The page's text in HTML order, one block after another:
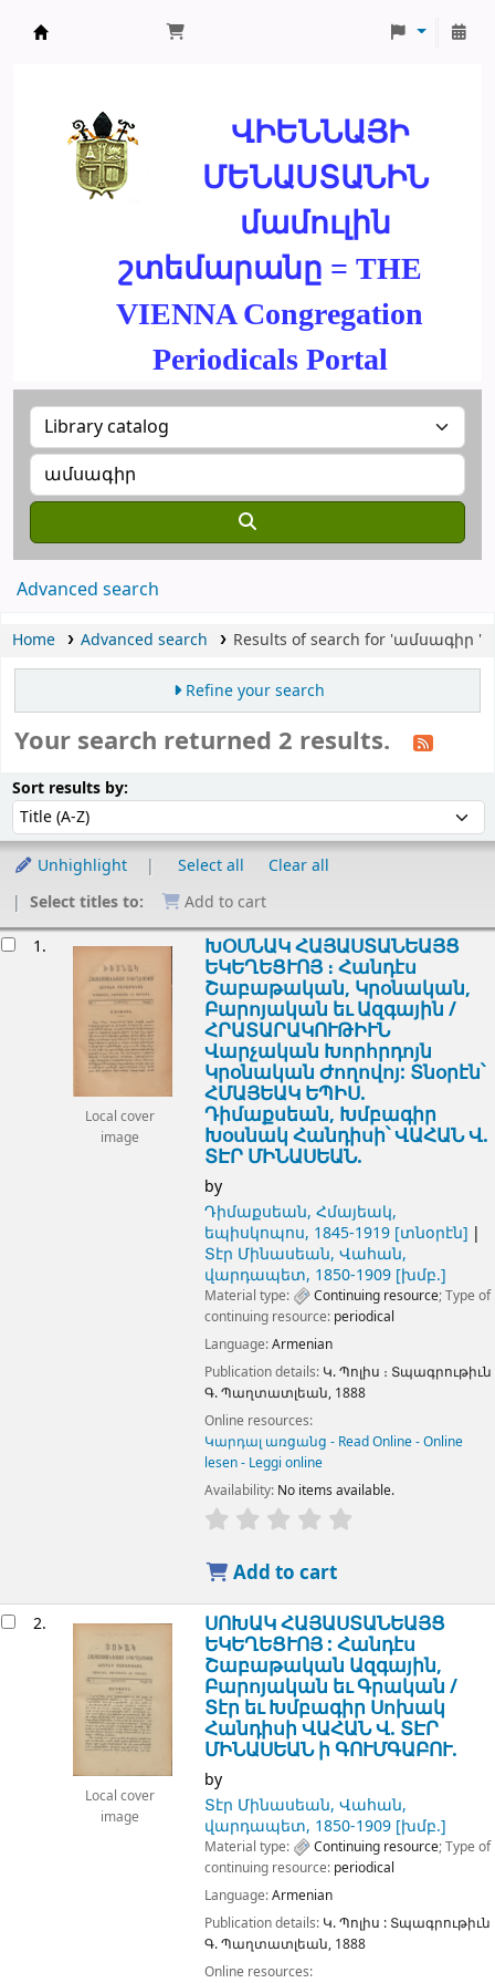
ՎԻԵՆՆԱՅԻ
ՄԵՆԱՍՏԱՆԻՆ
մամուլին
շտեմարանը = THE
VIENNA Congregation
Periodicals Portal
Advanced search
Home Advanced search Results of search for 'ամսագիր '
Refine your search
Your search returned 2 results.
Sort results by:
Unhighlight Select all
Clear all
Select titles to:
Add to cart
1.
Local cover
image
ԽՕՍՆԱԿ ՀԱՅԱՍՏԱՆԵԱՅՑ
ԵԿԵՂԵՑՒՈՅ ։ Հանդէս
Շաբաթական, Կրօնական,
Բարոյական եւ Ազգային /
ՀՐԱՏԱՐԱԿՈՒԹԻՒՆ
Վարչական Խորհրդոյն
Կրօնական Ժողովոյ: Տնօրէն՝
ՀՄԱՅԵԱԿ ԵՊԻՍ.
Դիմաքսեան, Խմբագիր
Խօսնակ Հանդիսի՝ ՎԱՀԱՆ Վ.
ՏԷՐ ՄԻՆԱՍԵԱՆ.
by
Դիմաքսեան, Հմայեակ,
եպիսկոպոս, 1845-1919[տնօրէն]
Տէր Մինասեան, Վահան,
վարդապետ, 1850-1909[խմբ.]
Material type: Continuing resource; Type of
continuing resource: periodical
Language:Armenian
Publication details: Կ. Պոլիս ։ Տպագրութիւն
Գ. Պաղտատլեան, 1888
Online resources:
Կարդալ առցանց - Read Online - Online
lesen - Leggi online
Availability: No items available.
Add to cart
2.
Local cover
image
ՍՈԽԱԿ ՀԱՅԱՍՏԱՆԵԱՅՑ
ԵԿԵՂԵՑՒՈՅ : Հանդէս
Շաբաթական Ազգային,
Բարոյական եւ Գրական /
Տէր եւ Խմբագիր Սոխակ
Հանդիսի ՎԱՀԱՆ Վ. ՏԷՐ
ՄԻՆԱՍԵԱՆ ի ԳՈՒՄԳԱԲՈՒ.
by
Տէր Մինասեան, Վահան,
վարդապետ, 1850-1909[խմբ.]
Material type: Continuing resource; Type of
continuing resource: periodical
Language:Armenian
Publication details: Կ. Պոլիս : Տպագրութիւն
Գ. Պաղտատլեան, 1888
Online resources: